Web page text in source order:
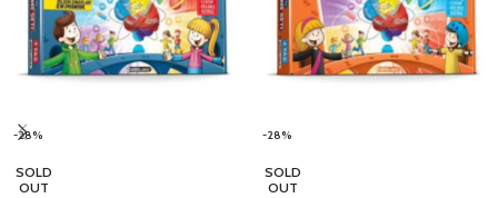
-28%
SOLD
OUT
-28%
SOLD
OUT